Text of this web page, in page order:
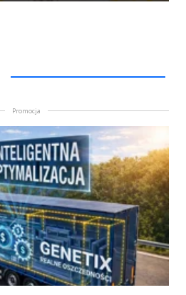
Promocja